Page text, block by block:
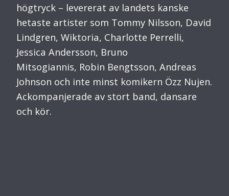
högtryck – levererat av landets kanske
hetaste artister som Tommy Nilsson, David
Lindgren, Wiktoria, Charlotte Perrelli,
Jessica Andersson, Bruno
Mitsogiannis, Robin Bengtsson, Andreas
Johnson och inte minst komikern Özz Nujen.
Ackompanjerade av stort band, dansare
och kör.